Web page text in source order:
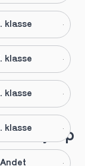
klasse
klasse
klasse
klasse
Andet